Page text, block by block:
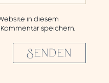
in diesem
speichern.
SENDEN